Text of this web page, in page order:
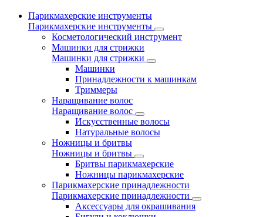
Парикмахерские инструменты
Парикмахерские инструменты
Косметологический инструмент
Машинки для стрижки
Машинки для стрижки
Машинки
Принадлежности к машинкам
Триммеры
Наращивание волос
Наращивание волос
Искусственные волосы
Натуральные волосы
Ножницы и бритвы
Ножницы и бритвы
Бритвы парикмахерские
Ножницы парикмахерские
Парикмахерские принадлежности
Парикмахерские принадлежности
Аксессуары для окрашивания